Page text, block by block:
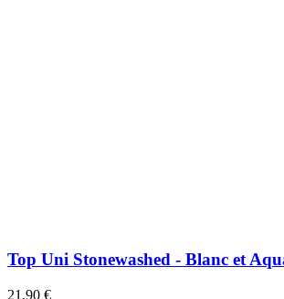
Top Uni Stonewashed - Blanc et
21,90 €